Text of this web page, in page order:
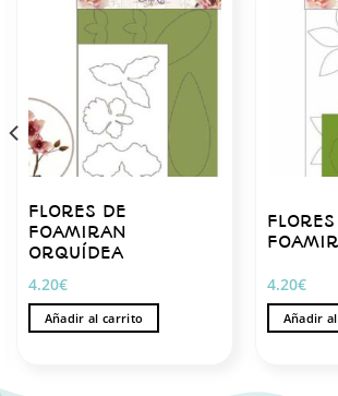
FLORES DE
FOAMIRAN
ORQUÍDEA
4.20€
Añadir al carrito
4.20€
Añadir